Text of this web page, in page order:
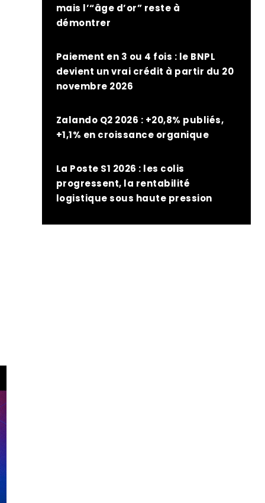
mais l’“âge d’or” reste à
démontrer
Paiement en 3 ou 4 fois : le BNPL
devient un vrai crédit à partir du 20
novembre 2026
Zalando Q2 2026 : +20,8% publiés,
+1,1% en croissance organique
La Poste S1 2026 : les colis
progressent, la rentabilité
logistique sous haute pression